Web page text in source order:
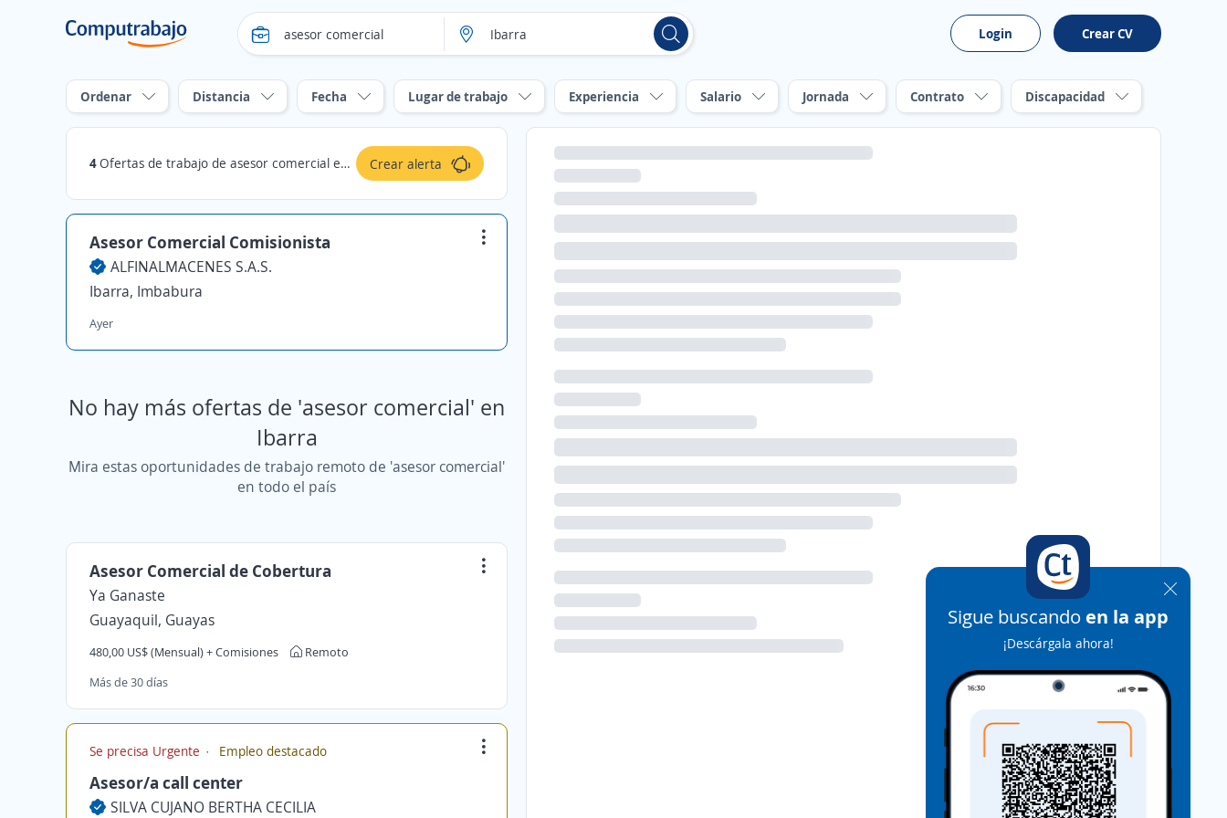
Login Crear CV
Ordenar Distancia Fecha Lugar de trabajo Experiencia Salario Jornada Contrato Discapacidad
4Ofertas de trabajo de asesor comercial en Ibarra, Imbabura Crear alerta
Asesor Comercial Comisionista
ALFINALMACENES S.A.S.
Ibarra, Imbabura
Ayer
No hay más ofertas de 'asesor comercial' en
Ibarra
Mira estas oportunidades de trabajo remoto de 'asesor comercial'
en todo el país
Asesor Comercial de Cobertura
Ya Ganaste
Guayaquil, Guayas
480,00 US$ (Mensual) + Comisiones
Remoto
Más de 30 días
Se precisa Urgente Empleo destacado
Asesor/a call center
SILVA CUJANO BERTHA CECILIA
Sigue buscando en la app
¡Descárgala ahora!